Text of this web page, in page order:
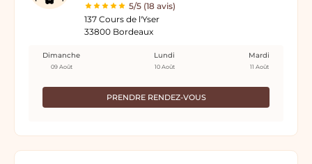
5/5 (18 avis)
137 Cours de l'Yser
33800 Bordeaux
PRENDRE RENDEZ-VOUS
Dimanche
09 Août
Lundi
10 Août
Mardi
11 Août